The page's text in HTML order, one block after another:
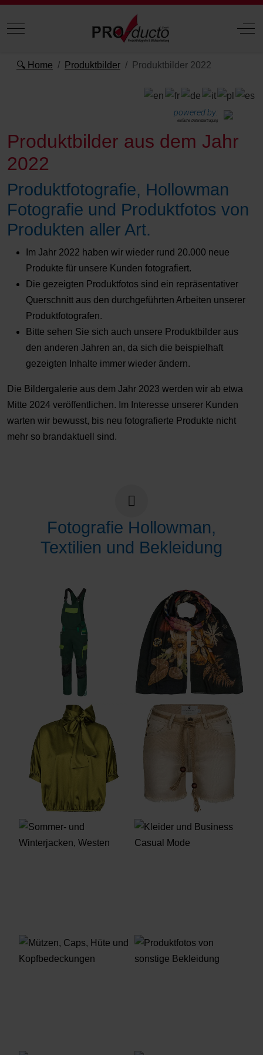
Mobile Menu Toggle Off-
🔍 Home Produktbilder Produktbilder 2022
powered by:
einfache Datenübertragung
Produktbilder aus dem Jahr
2022
Produktfotografie, Hollowman
Fotografie und Produktfotos von
Produkten aller Art.
Im Jahr 2022 haben wir wieder rund 20.000 neue
Produkte für unsere Kunden fotografiert.
Die gezeigten Produktfotos sind ein repräsentativer
Querschnitt aus den durchgeführten Arbeiten unserer
Produktfotografen.
Bitte sehen Sie sich auch unsere Produktbilder aus
den anderen Jahren an, da sich die beispielhaft
gezeigten Inhalte immer wieder ändern.
Die Bildergalerie aus dem Jahr 2023 werden wir ab etwa
Mitte 2024 veröffentlichen. Im Interesse unserer Kunden
warten wir bewusst, bis neu fotografierte Produkte nicht
mehr so brandaktuell sind.
Fotografie Hollowman,
Textilien und Bekleidung